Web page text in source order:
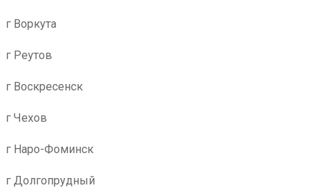
г Воркута
г Реутов
г Воскресенск
г Чехов
г Наро-Фоминск
г Долгопрудный